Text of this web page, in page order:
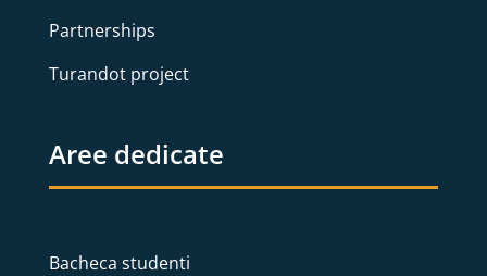
Partnerships
Turandot project
Aree dedicate
Bacheca studenti